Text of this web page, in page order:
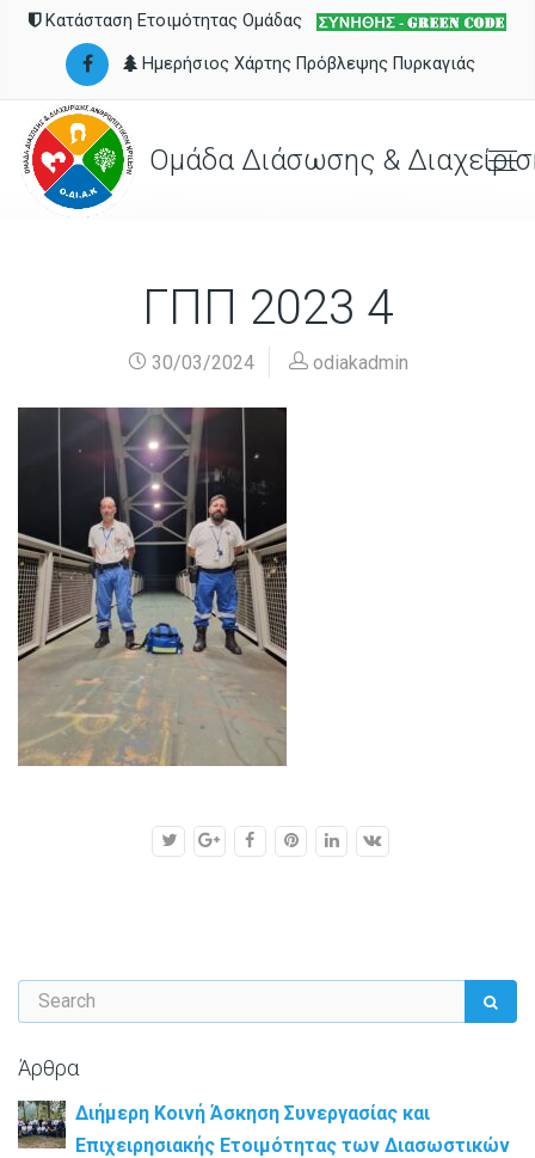
Κατάσταση Ετοιμότητας Ομάδας
Ημερήσιος Χάρτης Πρόβλεψης Πυρκαγιάς
Ομάδα Διάσωσης &
ΓΠΠ 2023 4
30/03/2024 odiakadmin
Άρθρα
Διήμερη Κοινή Άσκηση Συνεργασίας και
Επιχειρησιακής Ετοιμότητας των Διασωστικών